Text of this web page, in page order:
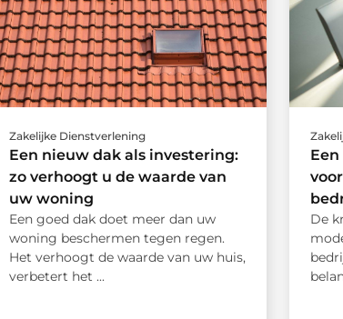
Zakelijke Dienstverlening
Een nieuw dak als investering:
zo verhoogt u de waarde van
uw woning
Een goed dak doet meer dan uw
woning beschermen tegen regen.
Het verhoogt de waarde van uw huis,
verbetert het ...
De